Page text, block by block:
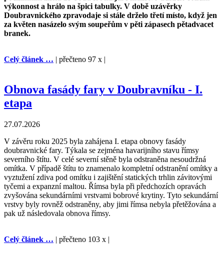
výkonnost a hrálo na špici tabulky. V době uzávěrky
Doubravnického zpravodaje si stále drželo třetí místo, když jen
za květen nasázelo svým soupeřům v pěti zápasech pětadvacet
branek.
Celý článek … | přečteno 97 x |
Obnova fasády fary v Doubravníku - I.
etapa
27.07.2026
V závěru roku 2025 byla zahájena I. etapa obnovy fasády
doubravnické fary. Týkala se zejména havarijního stavu římsy
severního štítu. V celé severní stěně byla odstraněna nesoudržná
omítka. V případě štítu to znamenalo kompletní odstranění omítky a
vyztužení zdiva pod omítku i zajištění statických trhlin závitovými
tyčemi a expanzní maltou. Římsa byla při předchozích opravách
zvyšována sekundárními vrstvami bobrové krytiny. Tyto sekundární
vrstvy byly rovněž odstraněny, aby jimi římsa nebyla přetěžována a
pak už následovala obnova římsy.
Celý článek … | přečteno 103 x |